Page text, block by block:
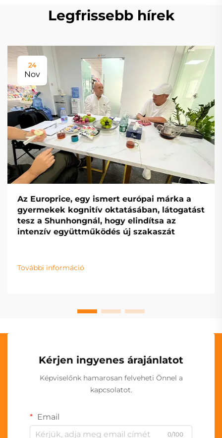
Legfrissebb hírek
24
Nov
Az Europrice, egy ismert európai márka a
gyermekek kognitív oktatásában, látogatást
tesz a Shunhongnál, hogy elindítsa az
intenzív együttműködés új szakaszát
További információ
Kérjen ingyenes árajánlatot
Képviselőnk hamarosan felveheti Önnel a
kapcsolatot.
Email
0/100